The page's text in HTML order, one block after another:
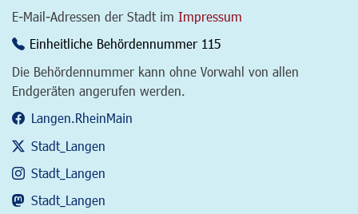
E-Mail-Adressen der Stadt im Impressum
Einheitliche Behördennummer 115
Die Behördennummer kann ohne Vorwahl von allen
Endgeräten angerufen werden.
Langen.RheinMain
Stadt_Langen
Stadt_Langen
Stadt_Langen